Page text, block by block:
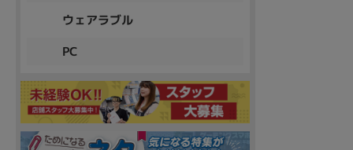
ウェアラブル
PC